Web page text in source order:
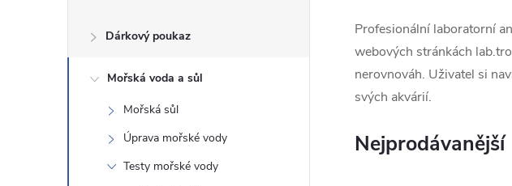
s
Dárkový poukaz
Mořská voda a sůl
Mořská sůl
Úprava mořské vody
Testy mořské vody
Profesionální laboratorní
webových stránkách
nerovnováh. Uživatel si
svých akvárií.
Nejprodávanější